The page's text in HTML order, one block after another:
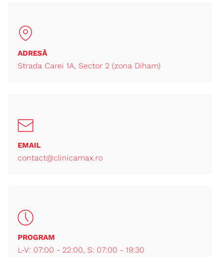
ADRESĂ
Strada Carei 1A, Sector 2 (zona Diham)
EMAIL
contact@clinicamax.ro
PROGRAM
L-V: 07:00 - 22:00, S: 07:00 - 19:30